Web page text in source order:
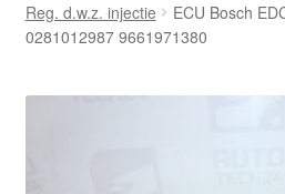
Algemene voorwaarden
Betalingen
Reg. d.w.z. injectie
ECU Bosch
0281012987 9661971380